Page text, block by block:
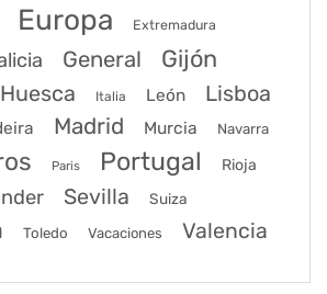
Europa Extremadura
General Gijón
Huesca Italia León Lisboa
Madrid Murcia Navarra
Paris Portugal Rioja
Sevilla Suiza
Toledo Vacaciones Valencia